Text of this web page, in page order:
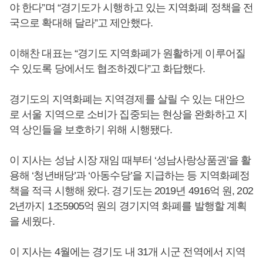
야 한다”며 “경기도가 시행하고 있는 지역화폐 정책을 전
국으로 확대해 달라”고 제안했다.
이해찬 대표는 “경기도 지역화폐가 원활하게 이루어질
수 있도록 당에서도 협조하겠다”고 화답했다.
경기도의 지역화폐는 지역경제를 살릴 수 있는 대안으
로 서울 지역으로 소비가 집중되는 현상을 완화하고 지
역 상인들을 보호하기 위해 시행됐다.
이 지사는 성남 시장 재임 때부터 ‘성남사랑상품권’을 활
용해 ‘청년배당’과 ‘아동수당’을 지급하는 등 지역화폐정
책을 적극 시행해 왔다. 경기도는 2019년 4916억 원, 202
2년까지 1조5905억 원의 경기지역 화폐를 발행할 계획
을 세웠다.
이 지사는 4월에는 경기도 내 31개 시군 전역에서 지역